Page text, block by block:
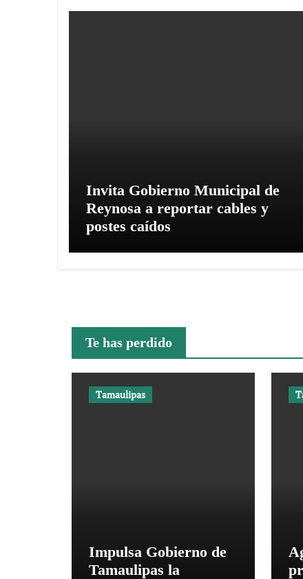
Invita Gobierno Municipal de
Reynosa a reportar cables y
postes caídos
Te has perdido
Tamaulipas
Impulsa Gobierno de
Tamaulipas la